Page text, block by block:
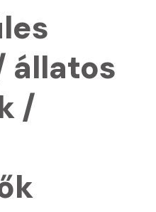
állatos
/